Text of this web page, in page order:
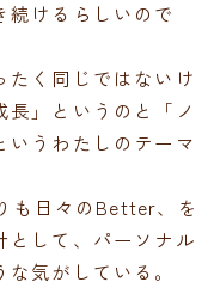
続けるらしいので
たく同じではないけ
」というのと「ノ
いうわたしのテーマ
も日々のBetter、を
として、パーソナル
気がしている。